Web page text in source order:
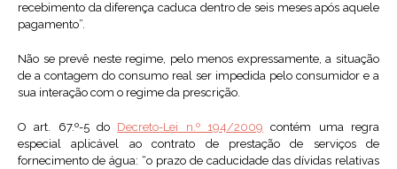
recebimento da diferença caduca dentro de seis meses após aquele
pagamento”.
Não se prevê neste regime, pelo menos expressamente, a situação
de a contagem do consumo real ser impedida pelo consumidor e a
sua interação com o regime da prescrição.
O art. 67.º-5 do Decreto-Lei n.º 194/2009 contém uma regra
especial aplicável ao contrato de prestação de serviços de
fornecimento de água: “o prazo de caducidade das dívidas relativas